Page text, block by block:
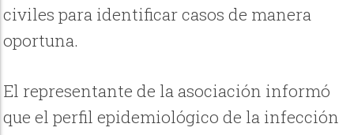
civiles para identificar casos de manera
oportuna.
El representante de la asociación informó
que el perfil epidemiológico de la infección